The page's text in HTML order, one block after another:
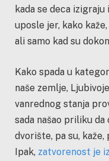
kada se deca
uposle jer, kako
ali samo kad su
Kako spada u
naše zemlje,
vanrednog stanja
sada našao priliku
dvorište, pa su,
Ipak, zatvorenost je